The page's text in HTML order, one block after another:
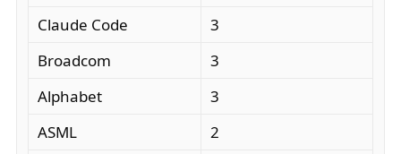
Claude Code
3
Broadcom
3
Alphabet
3
ASML
2